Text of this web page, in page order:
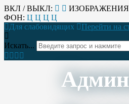
ВКЛ / ВЫКЛ:
ФОН: Ц Ц Ц Ц
Для слабовидящих
Перейти на
Искать...